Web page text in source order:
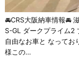
🚘CRS大阪納車情報🚘
S-GL ダークプライム2
自由なお車と なってお
様この…